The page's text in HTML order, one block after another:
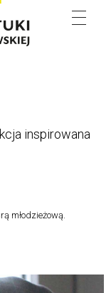
inspirowana
młodzieżową.